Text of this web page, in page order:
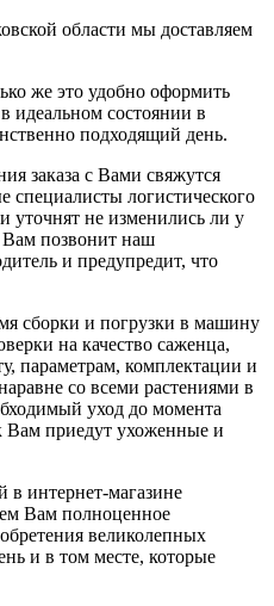
области мы доставляем
же это удобно оформить
идеальном состоянии в
подходящий день.
заказа с Вами свяжутся
логистического
уточнят не изменились ли у
Вам позвонит наш
и предупредит, что
сборки и погрузки в машину
на качество саженца,
параметрам, комплектации и
со всеми растениями в
уход до момента
Вам приедут ухоженные и
в интернет-магазине
Вам полноценное
великолепных
и в том месте, которые